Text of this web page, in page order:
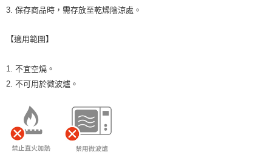
3. 保存商品時，需存放至乾燥陰涼處。
【適用範圍】
1. 不宜空燒。
2. 不可用於微波爐。